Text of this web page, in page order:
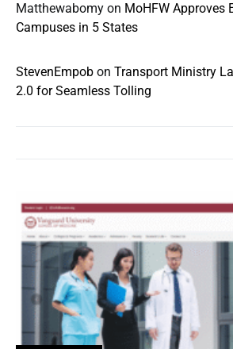
Matthewabomy on MoHFW Approves
Campuses in 5 States
StevenEmpob on Transport Ministry
2.0 for Seamless Tolling